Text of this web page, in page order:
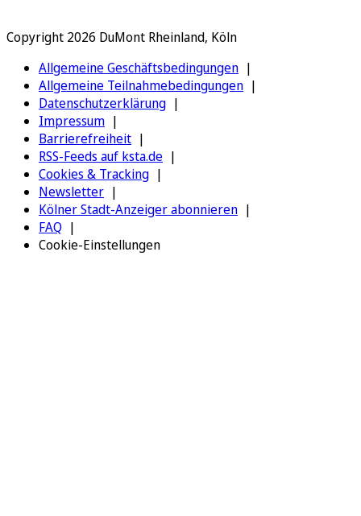
Copyright 2026 DuMont Rheinland, Köln
Allgemeine Geschäftsbedingungen
Allgemeine Teilnahmebedingungen
Datenschutzerklärung
Impressum
Barrierefreiheit
RSS-Feeds auf ksta.de
Cookies & Tracking
Newsletter
Kölner Stadt-Anzeiger abonnieren
FAQ
Cookie-Einstellungen